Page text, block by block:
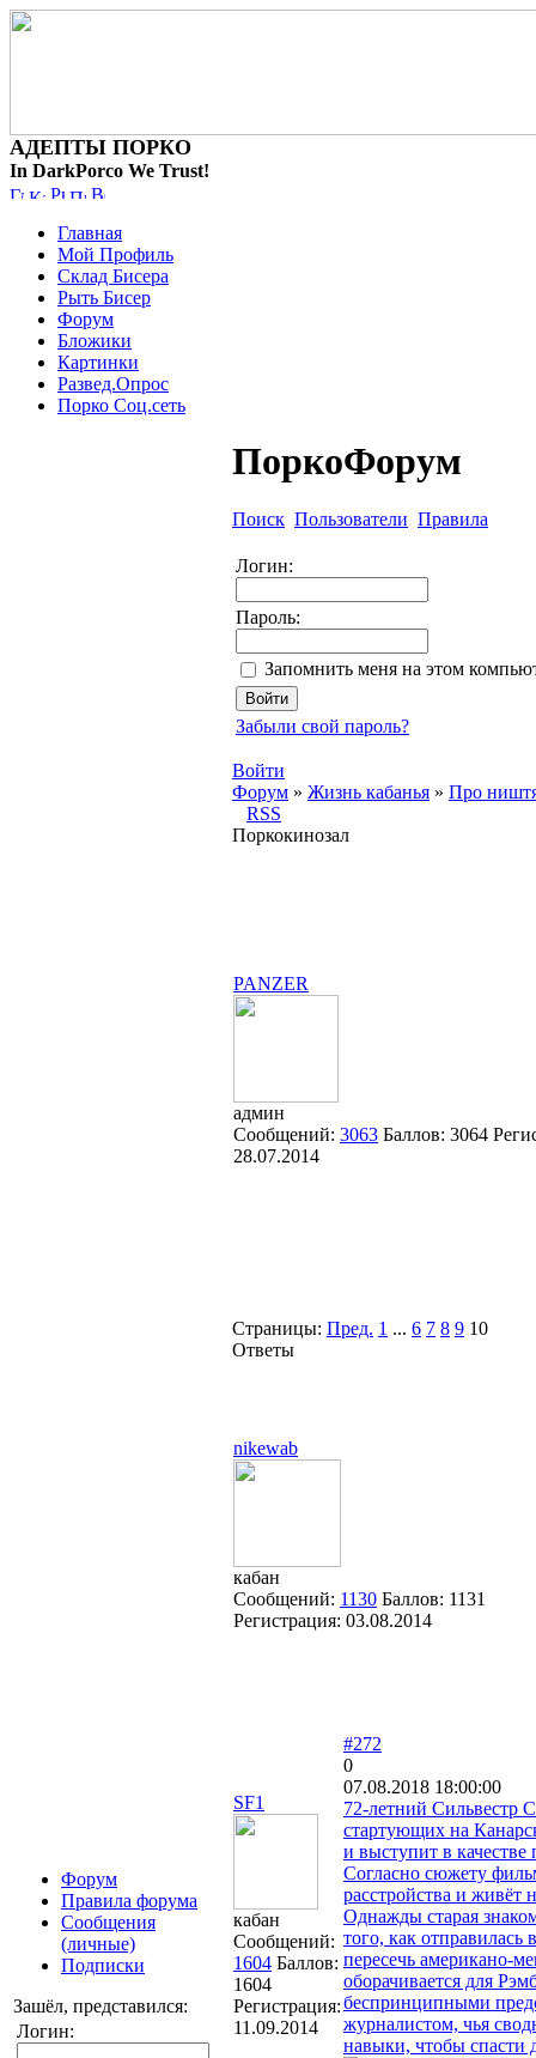
АДЕПТЫ ПОРКО
In DarkPorco We Trust!
Главная
Мой Профиль
Склад Бисера
Рыть Бисер
Форум
Бложики
Картинки
Развед.Опрос
Порко Соц.сеть
Форум
Правила форума
Сообщения
(личные)
Подписки
Зашёл, представился:
Логин:
ПоркоФорум
Поиск Пользователи Правила
Логин:
Пароль:
Запомнить меня на этом
Забыли свой пароль?
Войти
Форум » Жизнь кабанья » Про
RSS
Поркокинозал
PANZER
админ
Сообщений: 3063 Баллов: 3064
28.07.2014
Страницы: Пред. 1 ... 6 7 8 9 10
Ответы
nikewab
кабан
Сообщений: 1130 Баллов: 1131
Регистрация: 03.08.2014
SF1
кабан
Сообщений:
1604 Баллов:
1604
Регистрация:
11.09.2014
#272
0
07.08.2018 18:00:00
72-летний Сильвестр
стартующих на
и выступит в качестве
Согласно сюжету
расстройства и живёт
Однажды старая
того, как
пересечь американо-
оборачивается для
беспринципными
журналистом, чья
навыки, чтобы спасти